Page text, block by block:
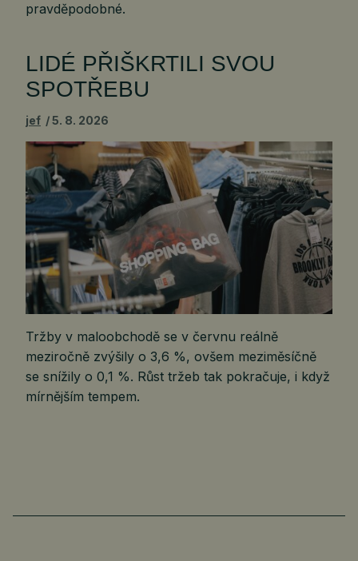
pravděpodobné.
LIDÉ PŘIŠKRTILI SVOU
SPOTŘEBU
jef 5. 8. 2026
Tržby v maloobchodě se v červnu reálně
meziročně zvýšily o 3,6 %, ovšem meziměsíčně
se snížily o 0,1 %. Růst tržeb tak pokračuje, i když
mírnějším tempem.